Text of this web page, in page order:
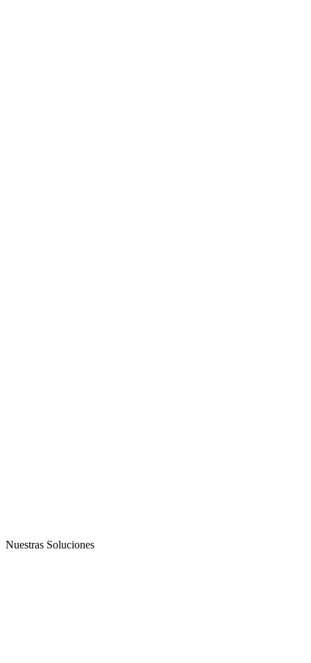
Nuestras Soluciones